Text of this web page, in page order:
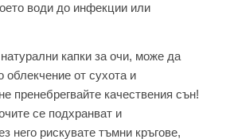
води до инфекции или
капки за очи, може да
облекчение от сухота и
пренебрегвайте качествения сън!
се подхранват и
него рискувате тъмни кръгове,